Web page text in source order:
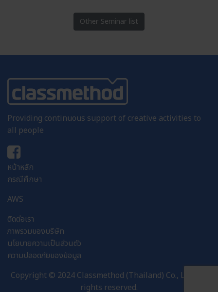
Other Seminar list
Providing continuous support of creative activities to
all people
หน้าหลัก
กรณีศึกษา
AWS
ติดต่อเรา
ภาพรวมของบริษัท
นโยบายความเป็นส่วนตัว
ความปลอดภัยของข้อมูล
Copyright © 2024 Classmethod (Thailand) Co., Ltd . All
rights reserved.